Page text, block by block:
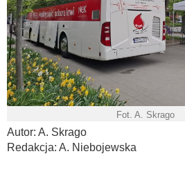
Fot. A. Skrago
Autor: A. Skrago
Redakcja: A. Niebojewska